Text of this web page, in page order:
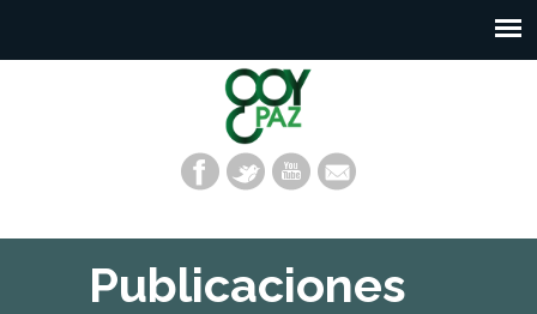
Publicaciones